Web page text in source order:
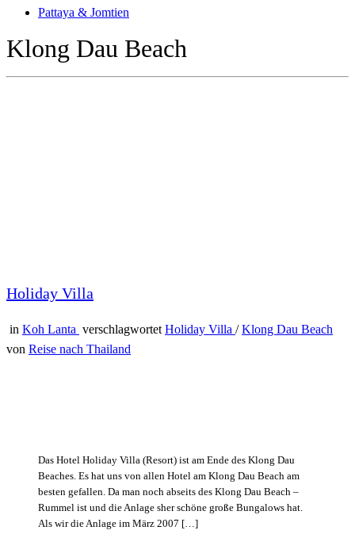
Pattaya & Jomtien
Klong Dau Beach
Das Hotel Holiday Villa (Resort) ist am Ende des Klong Dau
Beaches. Es hat uns von allen Hotel am Klong Dau Beach am
besten gefallen. Da man noch abseits des Klong Dau Beach –
Rummel ist und die Anlage sher schöne große Bungalows hat.
Als wir die Anlage im März 2007 […]
Holiday Villa
in Koh Lanta verschlagwortet Holiday Villa /Klong Dau Beach
von Reise nach Thailand